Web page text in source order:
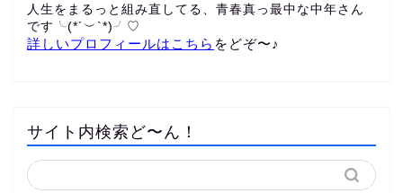
人生をまるっと組み直してる、青春真っ最中な中年さん
です╰(*´︶`*)╯♡
詳しいプロフィールはこちら をどぞ〜♪
サイト内検索ど〜ん！